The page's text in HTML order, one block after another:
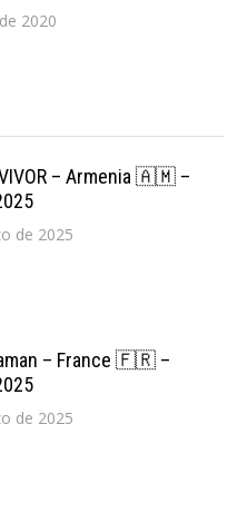
2020
– Armenia 🇦🇲 –
de 2025
– France 🇫🇷 –
de 2025